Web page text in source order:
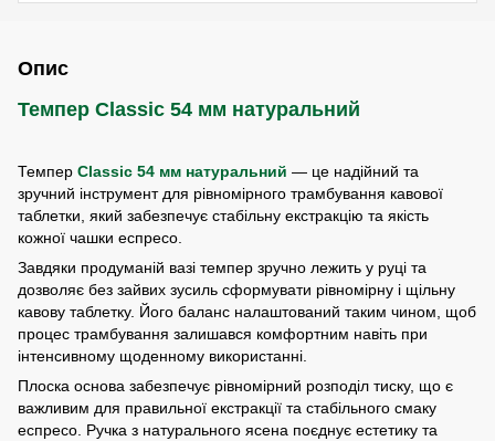
Опис
Темпер Classic 54 мм натуральний
Темпер Classic 54 мм натуральний — це надійний та
зручний інструмент для рівномірного трамбування кавової
таблетки, який забезпечує стабільну екстракцію та якість
кожної чашки еспресо.
Завдяки продуманій вазі темпер зручно лежить у руці та
дозволяє без зайвих зусиль сформувати рівномірну і щільну
кавову таблетку. Його баланс налаштований таким чином, щоб
процес трамбування залишався комфортним навіть при
інтенсивному щоденному використанні.
Плоска основа забезпечує рівномірний розподіл тиску, що є
важливим для правильної екстракції та стабільного смаку
еспресо. Ручка з натурального ясена поєднує естетику та